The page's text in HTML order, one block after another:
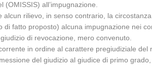
all’impugnazione.
alcun rilievo, in senso contrario, la
di fatto proposto) alcuna impugnazione nei
di revocazione, mero convenuto.
in ordine al carattere pregiudiziale
del giudizio al giudice di primo